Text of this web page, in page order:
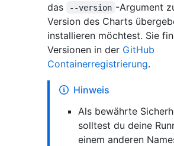
das
--version -Argument
Version des Charts
installieren möchtest. Sie
Versionen in der GitHub
Containerregistrierung.
Hinweis
Als bewährte
solltest du deine
einem anderen